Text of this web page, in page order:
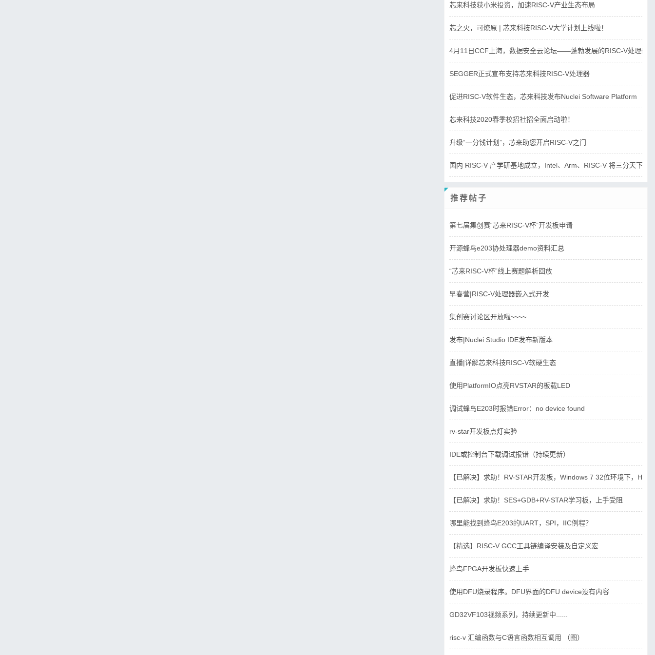
芯来科技获小米投资，加速RISC-V产业生态布局
芯之火，可燎原 | 芯来科技RISC-V大学计划上线啦！
4月11日CCF上海，数据安全云论坛——蓬勃发展的RISC-V处理器
SEGGER正式宣布支持芯来科技RISC-V处理器
促进RISC-V软件生态，芯来科技发布Nuclei Software Platform
芯来科技2020春季校招社招全面启动啦！
升级“一分钱计划”，芯来助您开启RISC-V之门
国内 RISC-V 产学研基地成立，Intel、Arm、RISC-V 将三分天下？
推荐帖子
第七届集创赛“芯来RISC-V杯”开发板申请
开源蜂鸟e203协处理器demo资料汇总
“芯来RISC-V杯”线上赛题解析回放
早春营|RISC-V处理器嵌入式开发
集创赛讨论区开放啦~~~~
发布|Nuclei Studio IDE发布新版本
直播|详解芯来科技RISC-V软硬生态
使用PlatformIO点亮RVSTAR的板载LED
调试蜂鸟E203时报错Error：no device found
rv-star开发板点灯实验
IDE或控制台下载调试报错（持续更新）
【已解决】求助！RV-STAR开发板，Windows 7 32位环境下，
【已解决】求助！SES+GDB+RV-STAR学习板，上手受阻
哪里能找到蜂鸟E203的UART，SPI，IIC例程？
【精选】RISC-V GCC工具链编译安装及自定义宏
蜂鸟FPGA开发板快速上手
使用DFU烧录程序。DFU界面的DFU device没有内容
GD32VF103视频系列，持续更新中......
risc-v 汇编函数与C语言函数相互调用 （图）